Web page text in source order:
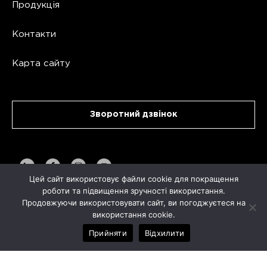
Продукція
Контакти
Карта сайту
Зворотний дзвінок
Copyright AVA TECH 2026
Цей сайт використовує файли cookie для покращення
роботи та підвищення зручності використання.
Продовжуючи використовувати сайт, ви погоджуєтеся на
використання cookie.
Прийняти
Відхилити